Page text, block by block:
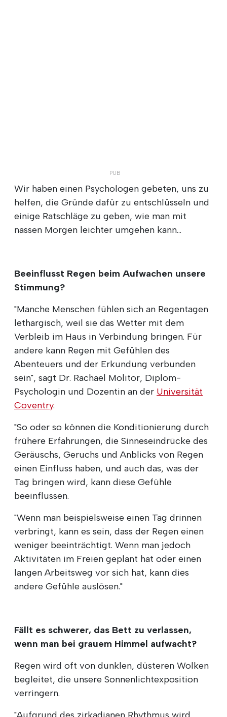
Wir haben einen Psychologen gebeten, uns zu
helfen, die Gründe dafür zu entschlüsseln und
einige Ratschläge zu geben, wie man mit
nassen Morgen leichter umgehen kann...
Beeinflusst Regen beim Aufwachen unsere
Stimmung?
"Manche Menschen fühlen sich an Regentagen
lethargisch, weil sie das Wetter mit dem
Verbleib im Haus in Verbindung bringen. Für
andere kann Regen mit Gefühlen des
Abenteuers und der Erkundung verbunden
sein", sagt Dr. Rachael Molitor, Diplom-
Psychologin und Dozentin an der Universität
Coventry.
"So oder so können die Konditionierung durch
frühere Erfahrungen, die Sinneseindrücke des
Geräuschs, Geruchs und Anblicks von Regen
einen Einfluss haben, und auch das, was der
Tag bringen wird, kann diese Gefühle
beeinflussen.
"Wenn man beispielsweise einen Tag drinnen
verbringt, kann es sein, dass der Regen einen
weniger beeinträchtigt. Wenn man jedoch
Aktivitäten im Freien geplant hat oder einen
langen Arbeitsweg vor sich hat, kann dies
andere Gefühle auslösen."
Fällt es schwerer, das Bett zu verlassen,
wenn man bei grauem Himmel aufwacht?
Regen wird oft von dunklen, düsteren Wolken
begleitet, die unsere Sonnenlichtexposition
verringern.